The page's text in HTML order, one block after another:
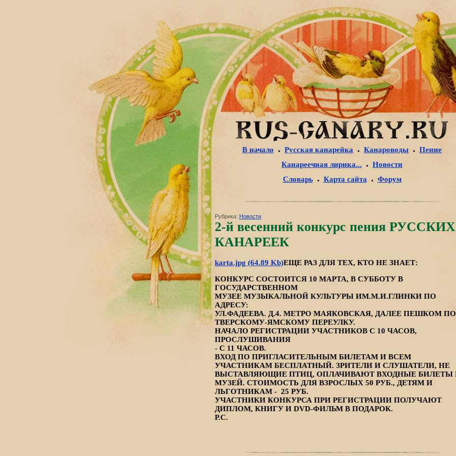
В начало Русская канарейка Канароводы
Пение
Канареечная лирика...
Новости
Словарь
Карта сайта Форум
Рубрика: Новости
2-й весенний конкурс пения РУССКИХ
КАНАРЕЕК
karta.jpg (64.89 Kb)ЕЩЕ РАЗ ДЛЯ ТЕХ, КТО НЕ ЗНАЕТ:
КОНКУРС СОСТОИТСЯ 10 МАРТА, В СУББОТУ В
ГОСУДАРСТВЕННОМ
МУЗЕЕ МУЗЫКАЛЬНОЙ КУЛЬТУРЫ ИМ.М.И.ГЛИНКИ ПО
АДРЕСУ:
УЛ.ФАДЕЕВА. Д.4. МЕТРО МАЯКОВСКАЯ, ДАЛЕЕ ПЕШКОМ ПО
ТВЕРСКОМУ-ЯМСКОМУ ПЕРЕУЛКУ.
НАЧАЛО РЕГИСТРАЦИИ УЧАСТНИКОВ С 10 ЧАСОВ,
ПРОСЛУШИВАНИЯ
- С 11 ЧАСОВ.
ВХОД ПО ПРИГЛАСИТЕЛЬНЫМ БИЛЕТАМ И ВСЕМ
УЧАСТНИКАМ БЕСПЛАТНЫЙ. ЗРИТЕЛИ И СЛУШАТЕЛИ, НЕ
ВЫСТАВЛЯЮЩИЕ ПТИЦ, ОПЛАЧИВАЮТ ВХОДНЫЕ БИЛЕТЫ
МУЗЕЙ. СТОИМОСТЬ ДЛЯ ВЗРОСЛЫХ 50 РУБ., ДЕТЯМ И
ЛЬГОТНИКАМ - 25 РУБ.
УЧАСТНИКИ КОНКУРСА ПРИ РЕГИСТРАЦИИ ПОЛУЧАЮТ
ДИПЛОМ, КНИГУ И DVD-ФИЛЬМ В ПОДАРОК.
Р.С.